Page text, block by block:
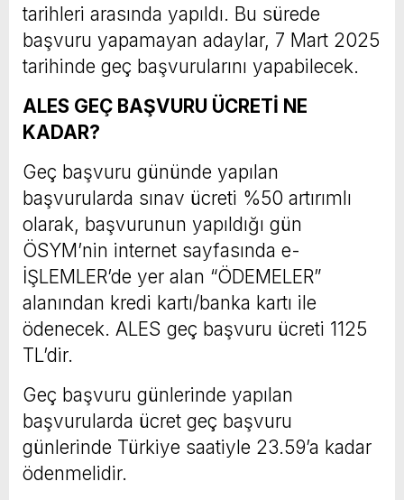
tarihleri arasında yapıldı. Bu sürede
başvuru yapamayan adaylar, 7 Mart 2025
tarihinde geç başvurularını yapabilecek.
ALES GEÇ BAŞVURU ÜCRETİ NE
KADAR?
Geç başvuru gününde yapılan
başvurularda sınav ücreti %50 artırımlı
olarak, başvurunun yapıldığı gün
ÖSYM’nin internet sayfasında e-
İŞLEMLER’de yer alan “ÖDEMELER”
alanından kredi kartı/banka kartı ile
ödenecek. ALES geç başvuru ücreti 1125
TL’dir.
Geç başvuru günlerinde yapılan
başvurularda ücret geç başvuru
günlerinde Türkiye saatiyle 23.59’a kadar
ödenmelidir.